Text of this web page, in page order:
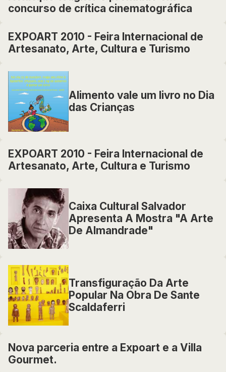
concurso de crítica cinematográfica
EXPOART 2010 - Feira Internacional de
Artesanato, Arte, Cultura e Turismo
Alimento vale um livro no Dia
das Crianças
EXPOART 2010 - Feira Internacional de
Artesanato, Arte, Cultura e Turismo
Caixa Cultural Salvador
Apresenta A Mostra "A Arte
De Almandrade"
Transfiguração Da Arte
Popular Na Obra De Sante
Scaldaferri
Nova parceria entre a Expoart e a Villa
Gourmet.